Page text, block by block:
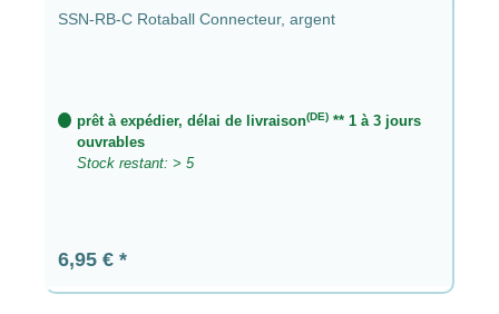
SSN-RB-C Rotaball Connecteur, argent
prêt à expédier, délai de livraison(DE) ** 1 à 3 jours
ouvrables
Stock restant: > 5
Prix régulier :
6,95 €